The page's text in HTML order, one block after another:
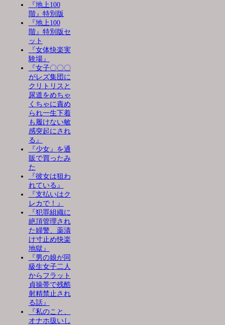
『地上100
階』特別版
『地上100
階』特別版セ
ット
『女体快楽実
験場』
『女子〇〇〇
がレズ集団に
クリトリスと
尿道をめちゃ
くちゃに責め
られ一生下着
も履けない敏
感突起にされ
る』
『少女』を通
販で買ったみ
た
『彼女は狙わ
れている』
『支払いはク
レカで！』
『犯罪組織に
絶頂管理され
た婦警、薬漬
け寸止め快楽
地獄』
『男の娘が同
級生女子二人
からフラット
貞操帯で残酷
射精禁止され
る話』
『私のこと、
オナホ扱いし